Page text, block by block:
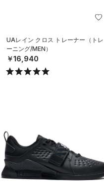
UAレイン クロス トレーナー（トレ
ーニング/MEN）
￥16,940